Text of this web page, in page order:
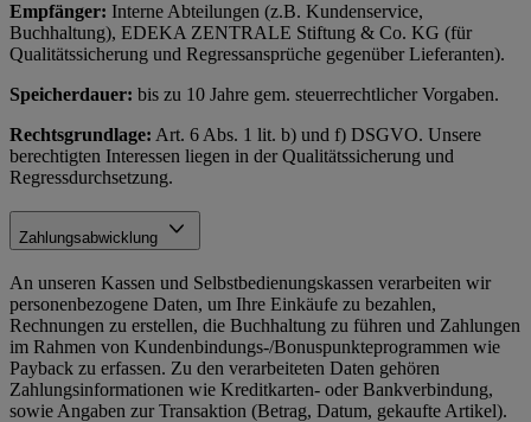
Empfänger: Interne Abteilungen (z.B. Kundenservice,
Buchhaltung), EDEKA ZENTRALE Stiftung & Co. KG (für
Qualitätssicherung und Regressansprüche gegenüber Lieferanten).
Speicherdauer: bis zu 10 Jahre gem. steuerrechtlicher Vorgaben.
Rechtsgrundlage: Art. 6 Abs. 1 lit. b) und f) DSGVO. Unsere
berechtigten Interessen liegen in der Qualitätssicherung und
Regressdurchsetzung.
Zahlungsabwicklung
An unseren Kassen und Selbstbedienungskassen verarbeiten wir
personenbezogene Daten, um Ihre Einkäufe zu bezahlen,
Rechnungen zu erstellen, die Buchhaltung zu führen und Zahlungen
im Rahmen von Kundenbindungs-/Bonuspunkteprogrammen wie
Payback zu erfassen. Zu den verarbeiteten Daten gehören
Zahlungsinformationen wie Kreditkarten- oder Bankverbindung,
sowie Angaben zur Transaktion (Betrag, Datum, gekaufte Artikel).